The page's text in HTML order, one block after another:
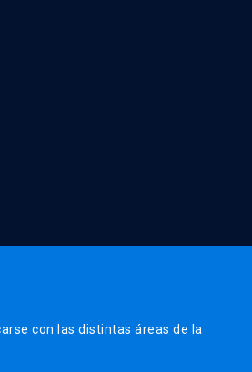
con las distintas áreas de la